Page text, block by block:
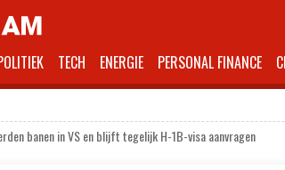
TECH ENERGIE PERSONAL FINANCE
banen in VS en blijft tegelijk H-1B-visa aanvragen